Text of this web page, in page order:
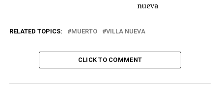
RELATED TOPICS: MUERTO VILLA NUEVA
CLICK TO COMMENT